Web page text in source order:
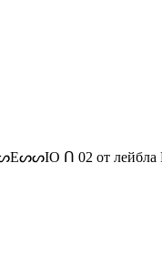
ᑎ 02 от лейбла